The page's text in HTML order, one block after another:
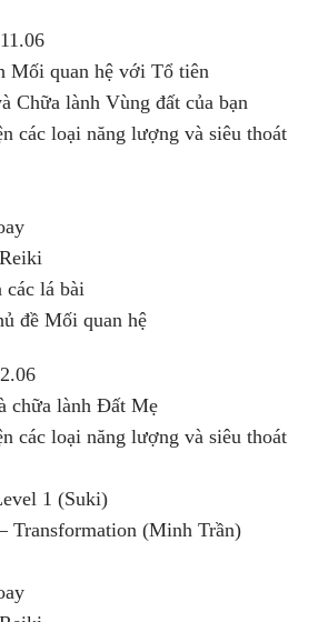
Mối quan hệ với Tổ tiên
Chữa lành Vùng đất của bạn
các loại năng lượng và siêu thoát
lá bài
đề Mối quan hệ
chữa lành Đất Mẹ
các loại năng lượng và siêu thoát
1 (Suki)
Transformation (Minh Trần)